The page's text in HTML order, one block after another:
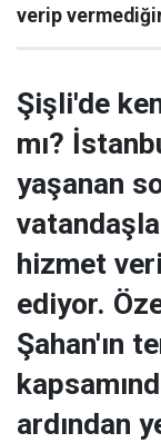
verip
Şişli'de
mı?
yaşanan
hizmet
ediyor.
Şahan'ın
ardından